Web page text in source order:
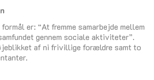
er: “At fremme samarbejde mellem
gennem sociale aktiviteter”.
af ni frivillige forældre samt to
2026